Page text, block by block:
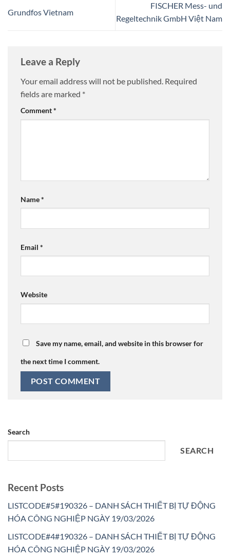
Grundfos Vietnam
FISCHER Mess- und
Regeltechnik GmbH Việt Nam
Leave a Reply
Your email address will not be published. Required
fields are marked *
Comment*
Name*
Email *
Website
Save my name, email, and website in this browser for
the next time I comment.
Search
SEARCH
Recent Posts
LISTCODE#5#190326 – DANH SÁCH THIẾT BỊ TỰ ĐỘNG
HÓA CÔNG NGHIỆP NGÀY 19/03/2026
LISTCODE#4#190326 – DANH SÁCH THIẾT BỊ TỰ ĐỘNG
HÓA CÔNG NGHIỆP NGÀY 19/03/2026